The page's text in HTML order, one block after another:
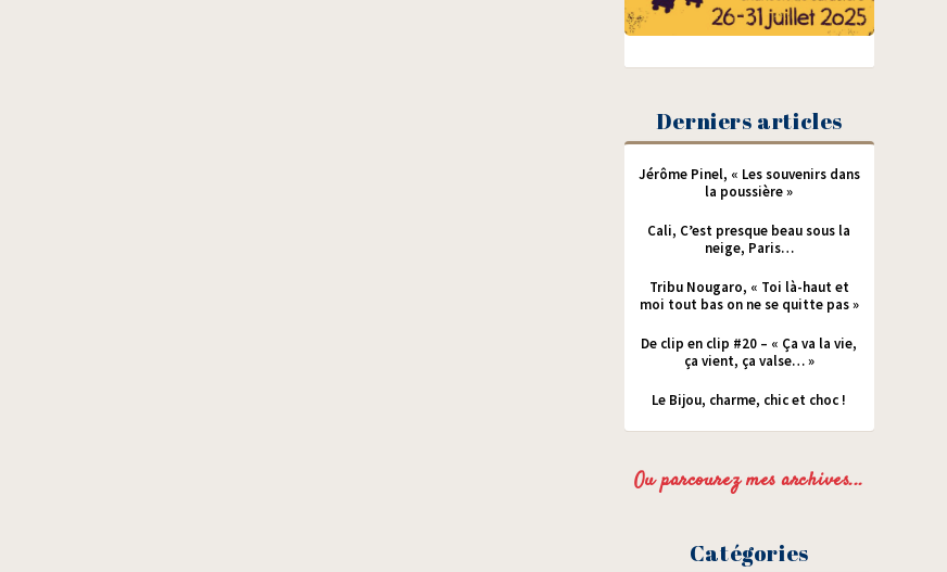
Derniers articles
Jérôme Pinel, « Les souvenirs dans
la poussière »
Cali, C’est presque beau sous la
neige, Paris…
Tribu Nougaro, « Toi là-haut et
moi tout bas on ne se quitte pas »
De clip en clip #20 – « Ça va la vie,
ça vient, ça valse… »
Le Bijou, charme, chic et choc !
Ou parcourez mes archives...
Catégories